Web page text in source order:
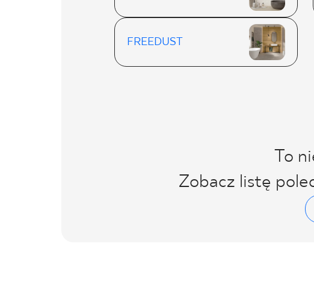
FREEDUST
To
Zobacz listę